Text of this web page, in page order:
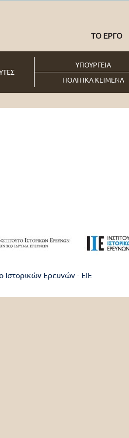
ΤΟ ΕΡΓΟ
ΥΠΟΥΡΓΕΙΑ
ΠΟΛΙΤΙΚΑ ΚΕΙΜΕΝΑ
Ιστορικών Ερευνών - EIE